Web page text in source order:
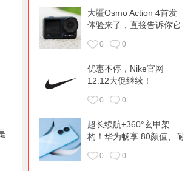
大疆Osmo Action 4首发
体验来了，直接告诉你它
0 0
优惠不停，Nike官网
12.12大促继续！
0 0
超长续航+360°玄甲架
构！华为畅享 80颜值、耐
0 0